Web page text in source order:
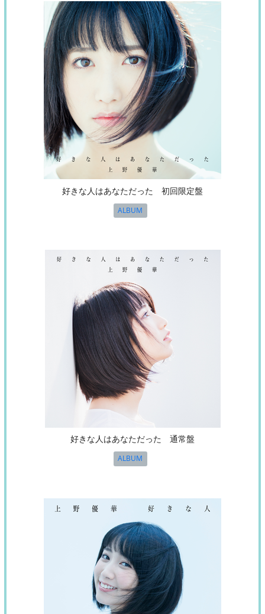
好きな人はあなただった 初回限定盤
ALBUM
好きな人はあなただった 通常盤
ALBUM